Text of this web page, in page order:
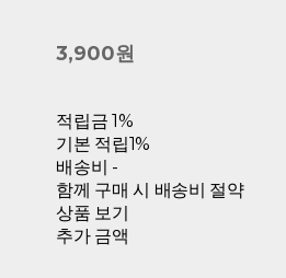
3,900원
적립금 1%
기본 적립1%
배송비 -
함께 구매 시 배송비 절약
상품 보기
추가 금액